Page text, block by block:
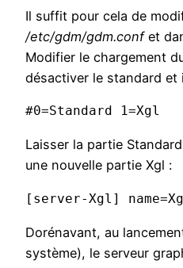
Il suffit pour cela de
/etc/gdm/gdm.confet
Modifier le chargement
désactiver le standard et
#0=Standard 1=Xgl
Laisser la partie
une nouvelle partie Xgl :
[server-Xgl]
Dorénavant, au
système), le serveur